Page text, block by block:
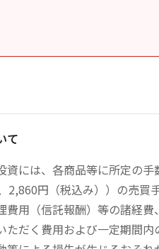
て
資には、各商品等に所定の
2,860円（税込み））の売
費用（信託報酬）等の諸経
ただく費用および一定期間